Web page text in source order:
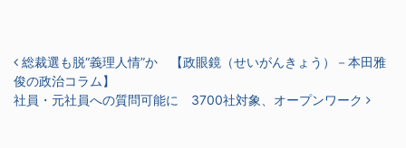
投稿ナビゲーション
総裁選も脱“義理人情”か 【政眼鏡（せいがんきょう）－本田雅
俊の政治コラム】
社員・元社員への質問可能に 3700社対象、オープンワーク